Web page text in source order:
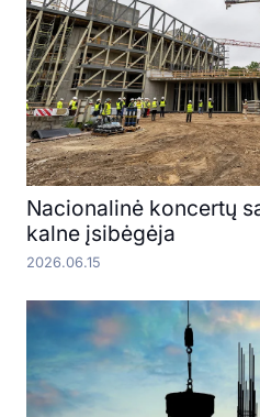
Nacionalinė koncertų
kalne įsibėgėja
2026.06.15